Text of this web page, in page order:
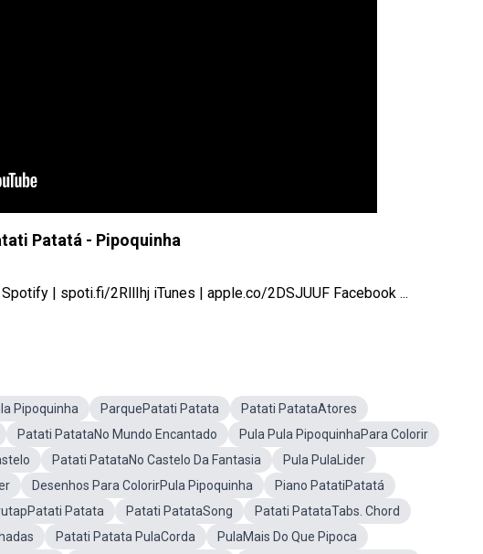
Patatá - Pipoquinha
| spoti.fi/2RllIhj iTunes | apple.co/2DSJUUF Facebook ...
Pipoquinha ParquePatati Patata
Patati PatataAtores
Patati PatataNo Mundo Encantado
Pula Pula PipoquinhaPara Colorir
Patati PatataNo Castelo Da Fantasia
Pula PulaLider
Desenhos Para ColorirPula Pipoquinha
Piano PatatiPatatá
Patata Patati PatataSong
Patati PatataTabs. Chord
Patati Patata PulaCorda
PulaMais Do Que Pipoca